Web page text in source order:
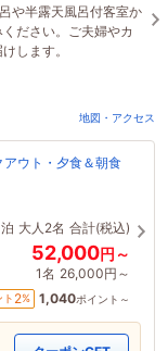
や半露天風呂付客室か
ださい。ご夫婦やカ
します。
地図・アクセス
アウト・夕食＆朝食
大人2名 合計(税込)
52,000円～
1名 26,000円～
ト 2% 1,040ポイント～